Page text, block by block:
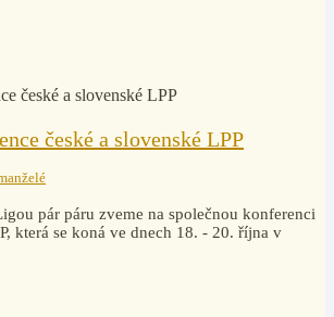
české a slovenské LPP
pár páru zveme na společnou konferenci
která se koná ve dnech 18. - 20. října v